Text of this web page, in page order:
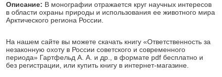
Описание: В монографии отражается круг научных интересов
в области охраны природы и использования ее животного мира
Арктического региона России.
На нашем сайте вы можете скачать книгу «Ответственность за
незаконную охоту в России советского и современного
периода» Гартфельд А. А. и др., в формате pdf бесплатно и
без регистрации, или купить книгу в интернет-магазине.